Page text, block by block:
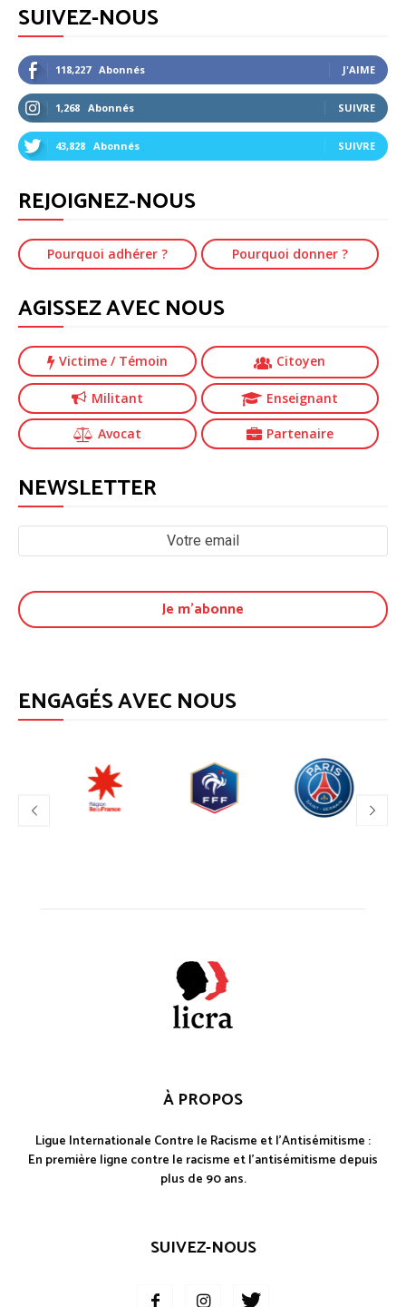
SUIVEZ-NOUS
118,227 Abonnés J'AIME
1,268 Abonnés SUIVRE
43,828 Abonnés SUIVRE
REJOIGNEZ-NOUS
Pourquoi adhérer ? Pourquoi donner ?
AGISSEZ AVEC NOUS
Victime / Témoin Citoyen
Militant Enseignant
Avocat Partenaire
NEWSLETTER
ENGAGÉS AVEC NOUS
À PROPOS
Ligue Internationale Contre le Racisme et l'Antisémitisme :
En première ligne contre le racisme et l'antisémitisme depuis
plus de 90 ans.
SUIVEZ-NOUS